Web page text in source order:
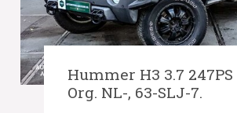
Hummer H3 3.7 247PS
Org. NL-, 63-SLJ-7.